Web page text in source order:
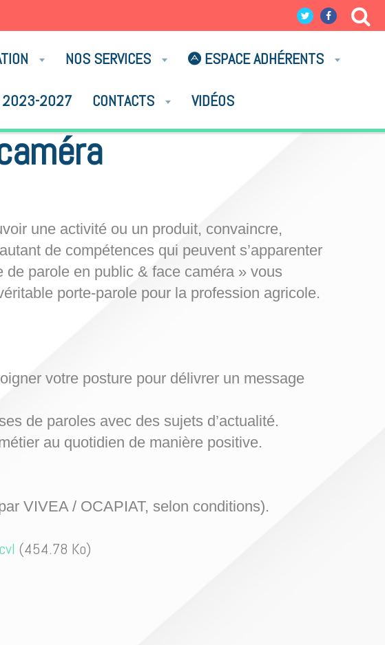
NOS SERVICES ESPACE ADHÉRENTS
2023-2027 CONTACTS VIDÉOS
une activité ou un produit, convaincre,
de compétences qui peuvent s’apparenter
parole en public & face caméra » vous
porte-parole pour la profession agricole.
votre posture pour délivrer un message
de paroles avec des sujets d’actualité.
au quotidien de manière positive.
VIVEA / OCAPIAT, selon conditions).
(454.78 Ko)